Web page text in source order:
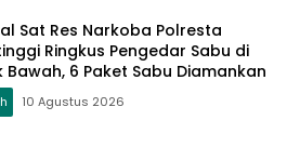
Sat Res Narkoba Polresta
Ringkus Pengedar Sabu di
Bawah, 6 Paket Sabu Diamankan
10 Agustus 2026